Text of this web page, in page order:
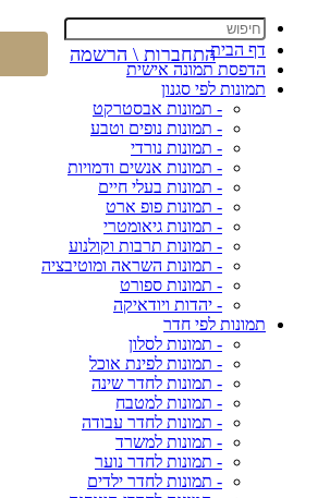
דף הבית
הדפסת תמונה אישית
תמונות לפי סגנון
- תמונות אבסטרקט
- תמונות נופים וטבע
- תמונות נורדי
- תמונות אנשים ודמויות
- תמונות בעלי חיים
- תמונות פופ ארט
- תמונות גיאומטרי
- תמונות תרבות וקולנוע
- תמונות השראה ומוטיבציה
- תמונות ספורט
- יהדות ויודאיקה
תמונות לפי חדר
- תמונות לסלון
- תמונות לפינת אוכל
- תמונות לחדר שינה
- תמונות למטבח
- תמונות לחדר עבודה
- תמונות למשרד
- תמונות לחדר נוער
- תמונות לחדר ילדים
התחברות \ הרשמה